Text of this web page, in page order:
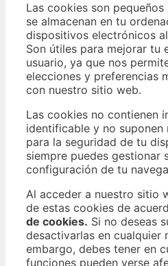
Las cookies son
se almacenan en tu
dispositivos electrónicos
Son útiles para mejorar tu
usuario, ya que nos
elecciones y preferencias
con nuestro sitio web.
Las cookies no contienen
identificable y no
para la seguridad de tu
siempre puedes gestionar
configuración de tu
Al acceder a nuestro sitio
de estas cookies de
de cookies. Si no deseas
desactivarlas en cualquier
embargo, debes tener en
funciones pueden verse